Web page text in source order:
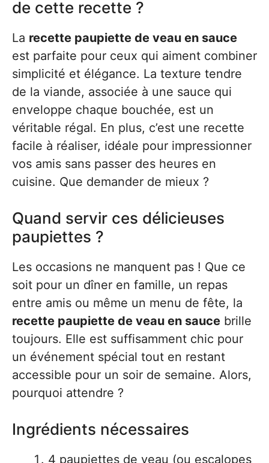
de cette recette ?
La recette paupiette de veau en sauce
est parfaite pour ceux qui aiment combiner
simplicité et élégance. La texture tendre
de la viande, associée à une sauce qui
enveloppe chaque bouchée, est un
véritable régal. En plus, c’est une recette
facile à réaliser, idéale pour impressionner
vos amis sans passer des heures en
cuisine. Que demander de mieux ?
Quand servir ces délicieuses
paupiettes ?
Les occasions ne manquent pas ! Que ce
soit pour un dîner en famille, un repas
entre amis ou même un menu de fête, la
recette paupiette de veau en sauce brille
toujours. Elle est suffisamment chic pour
un événement spécial tout en restant
accessible pour un soir de semaine. Alors,
pourquoi attendre ?
Ingrédients nécessaires
4 paupiettes de veau (ou escalopes